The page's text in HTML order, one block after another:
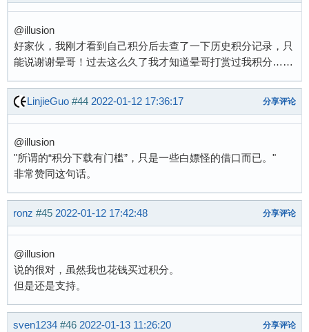
@illusion
好家伙，我刚才看到自己积分后去查了一下历史积分记录，只
能说谢谢晕哥！过去这么久了我才知道晕哥打赏过我积分……
LinjieGuo #44 2022-01-12 17:36:17 分享评论
@illusion
"所谓的“积分下载有门槛”，只是一些白嫖怪的借口而已。"
非常赞同这句话。
ronz #45 2022-01-12 17:42:48 分享评论
@illusion
说的很对，虽然我也花钱买过积分。
但是还是支持。
sven1234 #46 2022-01-13 11:26:20 分享评论